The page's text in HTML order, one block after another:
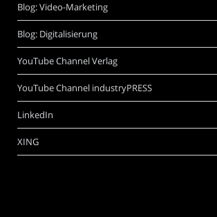
Blog: Video-Marketing
Blog: Digitalisierung
YouTube Channel Verlag
YouTube Channel industryPRESS
LinkedIn
XING